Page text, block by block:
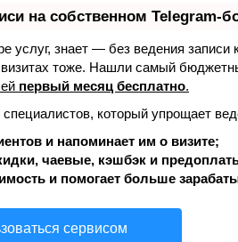
на собственном Telegram-
услуг, знает — без ведения
визитах тоже. Нашли самый
первый месяц бесплатно.
который упрощает
и напоминает им о визите;
чаевые, кэшбэк и
и помогает больше
сервисом